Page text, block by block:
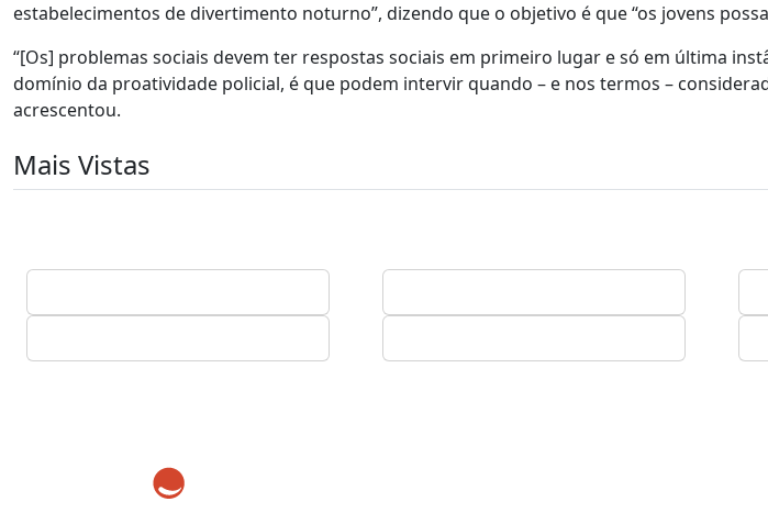
estabelecimentos de divertimento noturno”, dizendo que o objetivo é que “os jovens
“[Os] problemas sociais devem ter respostas sociais em primeiro lugar e só em última
domínio da proatividade policial, é que podem intervir quando – e nos termos –
acrescentou.
Mais Vistas